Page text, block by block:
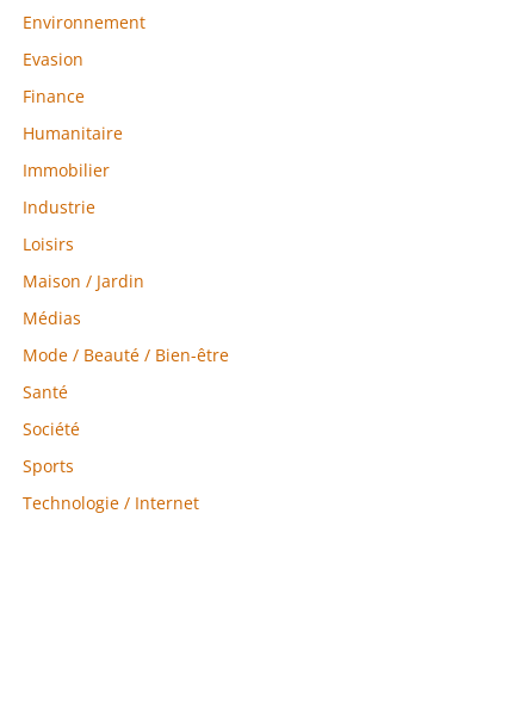
Environnement
Evasion
Finance
Humanitaire
Immobilier
Industrie
Loisirs
Maison / Jardin
Médias
Mode / Beauté / Bien-être
Santé
Société
Sports
Technologie / Internet